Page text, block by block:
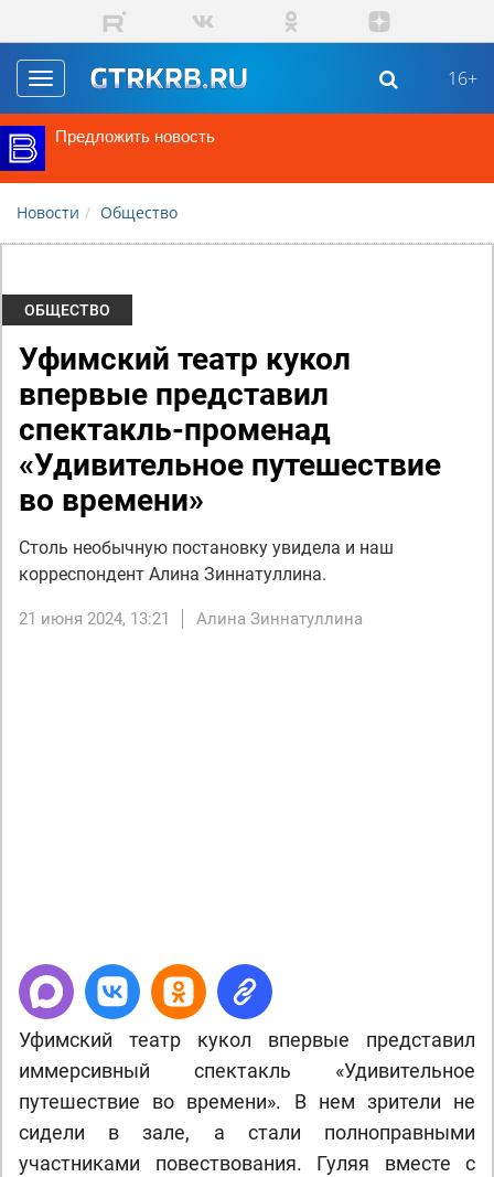
Перейти к основному содержанию
Toggle
navigation
16+
Предложить новость
Новости Общество
ОБЩЕСТВО
Уфимский театр кукол
впервые представил
спектакль-променад
«Удивительное путешествие
во времени»
Столь необычную постановку увидела и наш
корреспондент Алина Зиннатуллина.
21 июня 2024, 13:21 Алина Зиннатуллина
Уфимский театр кукол впервые представил
иммерсивный спектакль «Удивительное
путешествие во времени». В нем зрители не
сидели в зале, а стали полноправными
участниками повествования. Гуляя вместе с